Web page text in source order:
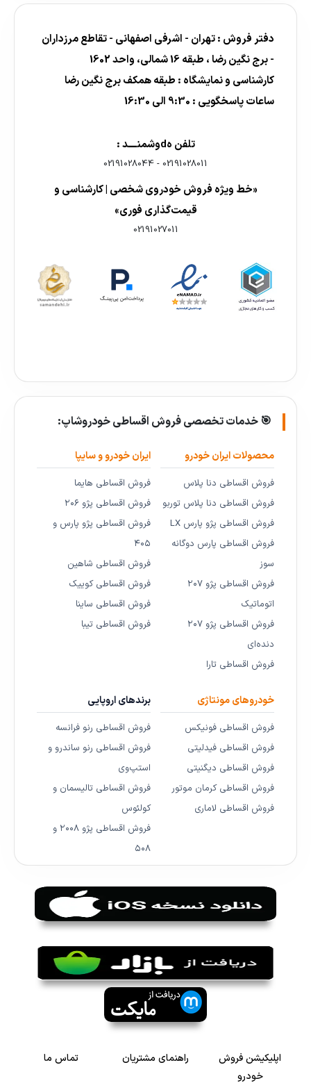
دفتر فروش : تهران - اشرفی اصفهانی - تقاطع مرزداران
- برج نگین رضا ، طبقه 16 شمالی، واحد 1602
کارشناسی و نمایشگاه : طبقه همکف برج نگین رضا
ساعات پاسخگویی : 9:30 الی 16:30
تلفن هdوشمنــــد :
02191028011
-
02191028044
«خط ویژه فروش خودروی شخصی | کارشناسی و
قیمت‌گذاری فوری»
02191027011
🎯 خدمات تخصصی فروش اقساطی خودروشاپ:
محصولات ایران خودرو
فروش اقساطی دنا پلاس
فروش اقساطی دنا پلاس توربو
فروش اقساطی پژو پارس LX
فروش اقساطی پارس دوگانه
سوز
فروش اقساطی پژو ۲۰۷
اتوماتیک
فروش اقساطی پژو ۲۰۷
دنده‌ای
فروش اقساطی تارا
ایران خودرو و سایپا
فروش اقساطی هایما
فروش اقساطی پژو ۲۰۶
فروش اقساطی پژو پارس و
۴۰۵
فروش اقساطی شاهین
فروش اقساطی کوییک
فروش اقساطی ساینا
فروش اقساطی تیبا
خودروهای مونتاژی
فروش اقساطی فونیکس
فروش اقساطی فیدلیتی
فروش اقساطی دیگنیتی
فروش اقساطی کرمان موتور
فروش اقساطی لاماری
برندهای اروپایی
فروش اقساطی رنو فرانسه
فروش اقساطی رنو ساندرو و
استپ‌وی
فروش اقساطی تالیسمان و
کولئوس
فروش اقساطی پژو ۲۰۰۸ و
۵۰۸
اپلیکیشن فروش
خودرو
راهنمای مشتریان تماس ما